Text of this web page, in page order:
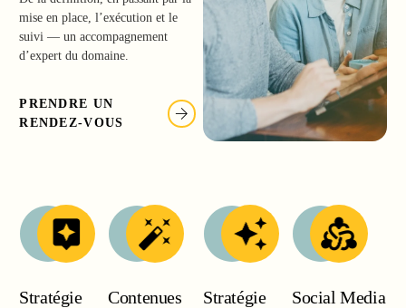
mise en place, l’exécution et le
suivi — un accompagnement
d’expert du domaine.
PRENDRE UN
RENDEZ-VOUS
Stratégie
Contenues
Stratégie
Social Media